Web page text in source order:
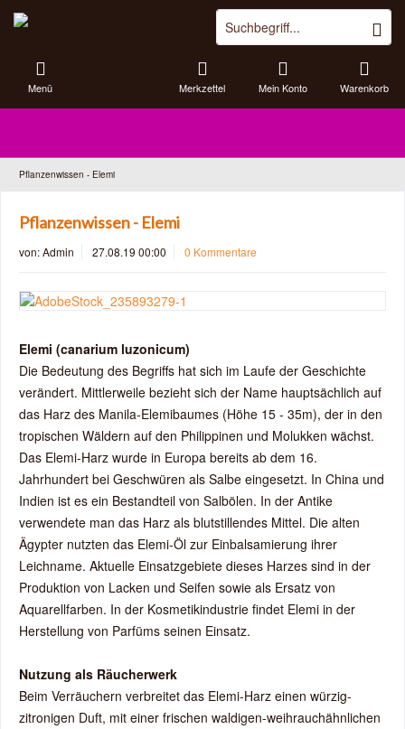
Menü Warenkorb
Merkzettel Mein Konto
Pflanzenwissen - Elemi
Pflanzenwissen - Elemi
von:Admin 27.08.19 00:00 0 Kommentare
Elemi (canarium luzonicum)
Die Bedeutung des Begriffs hat sich im Laufe der Geschichte
verändert. Mittlerweile bezieht sich der Name hauptsächlich auf
das Harz des Manila-Elemibaumes (Höhe 15 - 35m), der in den
tropischen Wäldern auf den Philippinen und Molukken wächst.
Das Elemi-Harz wurde in Europa bereits ab dem 16.
Jahrhundert bei Geschwüren als Salbe eingesetzt. In China und
Indien ist es ein Bestandteil von Salbölen. In der Antike
verwendete man das Harz als blutstillendes Mittel. Die alten
Ägypter nutzten das Elemi-Öl zur Einbalsamierung ihrer
Leichname. Aktuelle Einsatzgebiete dieses Harzes sind in der
Produktion von Lacken und Seifen sowie als Ersatz von
Aquarellfarben. In der Kosmetikindustrie findet Elemi in der
Herstellung von Parfüms seinen Einsatz.
Nutzung als Räucherwerk
Beim Verräuchern verbreitet das Elemi-Harz einen würzig-
zitronigen Duft, mit einer frischen waldigen-weihrauchähnlichen